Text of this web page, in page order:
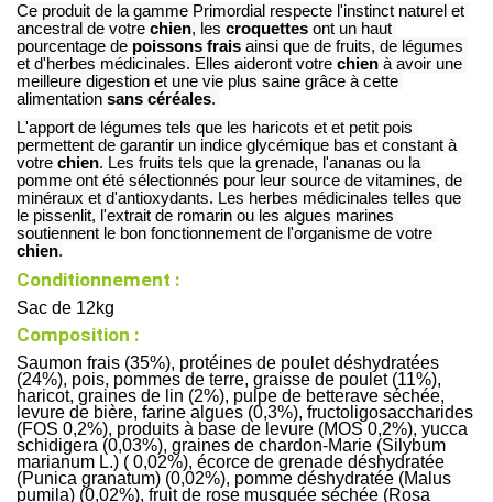
Ce produit de la gamme Primordial respecte l'instinct naturel et
ancestral de votre chien, les croquettes ont un haut
pourcentage de poissons frais ainsi que de fruits, de légumes
et d'herbes médicinales. Elles aideront votre chien à avoir une
meilleure digestion et une vie plus saine grâce à cette
alimentation sans céréales.
L'apport de légumes tels que les haricots et et petit pois
permettent de garantir un indice glycémique bas et constant à
votre chien. Les fruits tels que la grenade, l'ananas ou la
pomme ont été sélectionnés pour leur source de vitamines, de
minéraux et d'antioxydants. Les herbes médicinales telles que
le pissenlit, l'extrait de romarin ou les algues marines
soutiennent le bon fonctionnement de l'organisme de votre
chien.
Conditionnement :
Sac de 12kg
Composition :
Saumon frais (35%), protéines de poulet déshydratées
(24%), pois, pommes de terre, graisse de poulet (11%),
haricot, graines de lin (2%), pulpe de betterave séchée,
levure de bière, farine algues (0,3%), fructoligosaccharides
(FOS 0,2%), produits à base de levure (MOS 0,2%), yucca
schidigera (0,03%), graines de chardon-Marie (Silybum
marianum L.) ( 0,02%), écorce de grenade déshydratée
(Punica granatum) (0,02%), pomme déshydratée (Malus
pumila) (0,02%), fruit de rose musquée séchée (Rosa